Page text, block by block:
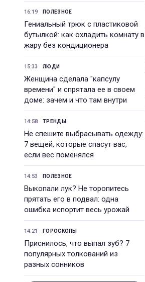
16:19 ПОЛЕЗНОЕ
Гениальный трюк с пластиковой
бутылкой: как охладить комнату в
жару без кондиционера
15:33 ЛЮДИ
Женщина сделала "капсулу
времени" и спрятала ее в своем
доме: зачем и что там внутри
14:58 ТРЕНДЫ
Не спешите выбрасывать одежду:
7 вещей, которые спасут вас,
если вес поменялся
14:53 ПОЛЕЗНОЕ
Выкопали лук? Не торопитесь
прятать его в подвал: одна
ошибка испортит весь урожай
14:21 ГОРОСКОПЫ
Приснилось, что выпал зуб? 7
популярных толкований из
разных сонников